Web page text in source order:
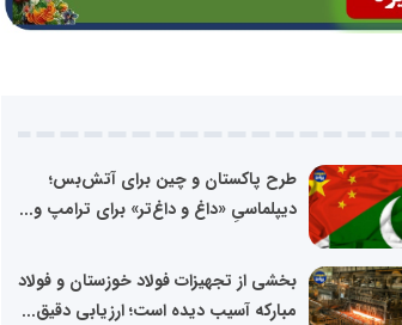
طرح پاکستان و چین برای آتش‌بس؛
دیپلماسیِ «داغ و داغ‌تر» برای ترامپ و...
بخشی از تجهیزات فولاد خوزستان و فولاد
مبارکه آسیب دیده است؛ ارزیابی دقیق...